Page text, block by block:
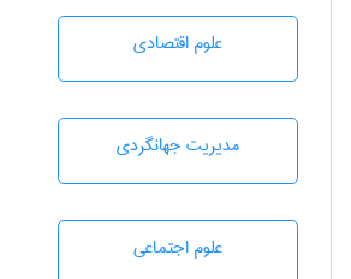
علوم اقتصادی
مديريت جهانگردی
علوم اجتماعی